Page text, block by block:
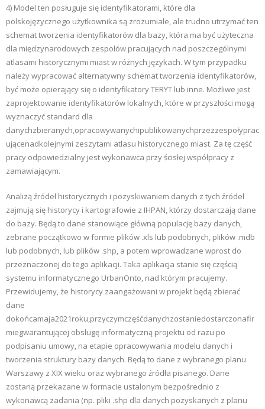
4) Model ten posługuje się identyfikatorami, które dla
polskojęzycznego użytkownika są zrozumiałe, ale trudno utrzymać ten
schemat tworzenia identyfikatorów dla bazy, która ma być użyteczna
dla międzynarodowych zespołów pracujących nad poszczególnymi
atlasami historycznymi miast w różnych językach. W tym przypadku
należy wypracować alternatywny schemat tworzenia identyfikatorów,
być może opierający się o identyfikatory TERYT lub inne. Możliwe jest
zaprojektowanie identyfikatorów lokalnych, które w przyszłości mogą
wyznaczyć standard dla
danychzbieranych,opracowywanychipublikowanychprzezzespołyprac
ującenadkolejnymi zeszytami atlasu historycznego miast. Za tę część
pracy odpowiedzialny jest wykonawca przy ścisłej współpracy z
zamawiającym.
Analizą źródeł historycznych i pozyskiwaniem danych z tych źródeł
zajmują się historycy i kartografowie z IHPAN, którzy dostarczają dane
do bazy. Będą to dane stanowiące główną populację bazy danych,
zebrane początkowo w formie plików .xls lub podobnych, plików .mdb
lub podobnych, lub plików .shp, a potem wprowadzane wprost do
przeznaczonej do tego aplikacji. Taka aplikacja stanie się częścią
systemu informatycznego UrbanOnto, nad którym pracujemy.
Przewidujemy, że historycy zaangażowani w projekt będą zbierać
dane
dokońcamaja2021roku,przyczymczęśćdanychzostaniedostarczonafir
miegwarantującej obsługę informatyczną projektu od razu po
podpisaniu umowy, na etapie opracowywania modelu danych i
tworzenia struktury bazy danych. Będą to dane z wybranego planu
Warszawy z XIX wieku oraz wybranego źródła pisanego. Dane
zostaną przekazane w formacie ustalonym bezpośrednio z
wykonawcą zadania (np. pliki .shp dla danych pozyskanych z planu